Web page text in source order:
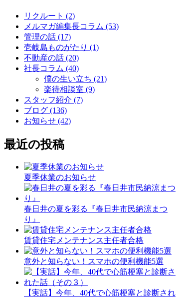
リクルート (2)
メルマガ編集長コラム (53)
管理の話 (17)
壱岐島ものがたり (1)
不動産の話 (20)
社長コラム (40)
僕の生い立ち (21)
楽待相談室 (9)
スタッフ紹介 (7)
ブログ (136)
お知らせ (42)
最近の投稿
夏季休業のお知らせ
春日井の夏を彩る『春日井市民納涼まつ
り』
賃貸住宅メンテナンス主任者合格
意外と知らない！スマホの便利機能5選
【実話】今年、40代で心筋梗塞と診断され